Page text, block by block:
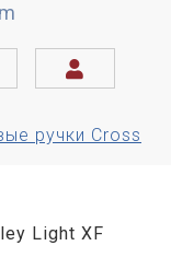
ручки Cross